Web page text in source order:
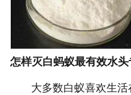
怎样灭白蚂蚁最有效水
大多数白蚁喜欢生活